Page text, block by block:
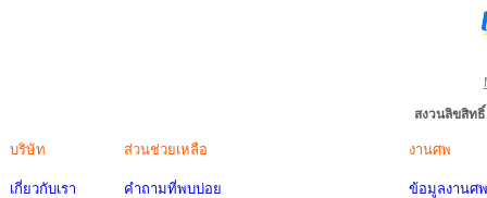
สงวนลิขสิท
บริษัท
เกี่ยวกับเรา
ส่วนช่วยเหลือ
คำถามที่พบบ่อย
งานศพ
ข้อมูลงานศพ